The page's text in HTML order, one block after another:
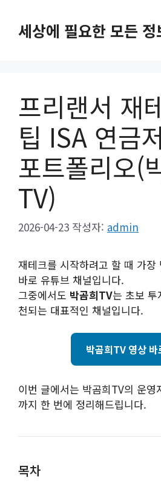
세상에 필요한 모든 정
프리랜서 재
팁 ISA 연금
포트폴리오(
TV)
2026-04-23 작성자: admin
재테크를 시작하려고 할 때 가장
바로 유튜브 채널입니다.
그중에서도 박곰희TV는 초보 투
천되는 대표적인 채널입니다.
박곰희TV 영상 바
이번 글에서는 박곰희TV의 운영
까지 한 번에 정리해드립니다.
목차